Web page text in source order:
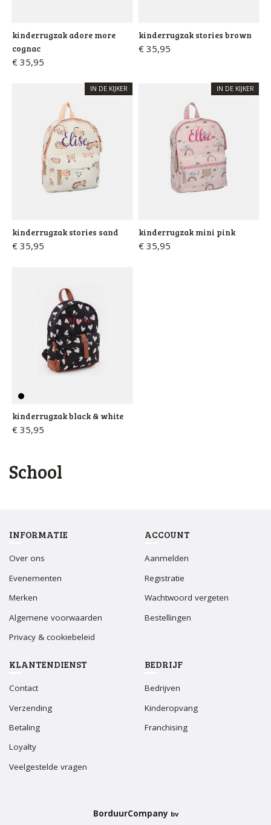
kinderrugzak adore more
cognac
€ 35,95
kinderrugzak stories brown
€ 35,95
IN DE KIJKER
kinderrugzak stories sand
€ 35,95
IN DE KIJKER
kinderrugzak mini pink
€ 35,95
kinderrugzak black & white
€ 35,95
school
INFORMATIE
Over ons
Evenementen
Merken
Algemene voorwaarden
Privacy & cookiebeleid
ACCOUNT
Aanmelden
Registratie
Wachtwoord vergeten
Bestellingen
KLANTENDIENST
Contact
Verzending
Betaling
Loyalty
Veelgestelde vragen
BEDRIJF
Bedrijven
Kinderopvang
Franchising
BorduurCompany bv